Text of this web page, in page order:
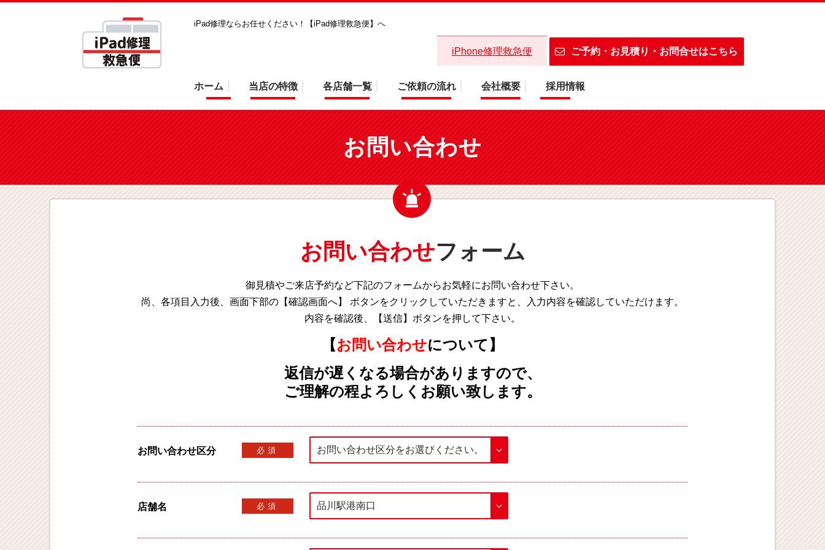
iPad修理ならお任せください！【iPad修理救急便】へ
iPhone修理救急便 ご予約・お見積り・お問合せはこちら
ホーム 当店の特徴 各店舗一覧 ご依頼の流れ 会社概要 採用情報
お問い合わせ
お問い合わせフォーム
御見積やご来店予約など下記のフォームからお気軽にお問い合わせ下さい。
尚、各項目入力後、画面下部の【確認画面へ】 ボタンをクリックしていただきますと、入力内容を確認していただけます。
内容を確認後、【送信】ボタンを押して下さい。
【お問い合わせについて】
返信が遅くなる場合がありますので、
ご理解の程よろしくお願い致します。
お問い合わせ区分 必須
店舗名 必須